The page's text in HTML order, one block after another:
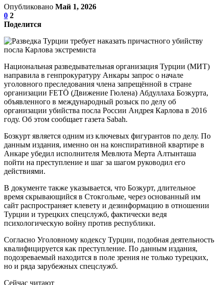
Опубликовано Май 1, 2026
0 2
Поделится
Национальная разведывательная организация Турции (МИТ)
направила в генпрокуратуру Анкары запрос о начале
уголовного преследования члена запрещённой в стране
организации FETÖ (Движение Гюлена) Абдуллаха Бозкурта,
объявленного в международный розыск по делу об
организации убийства посла России Андрея Карлова в 2016
году. Об этом сообщает газета Sabah.
Бозкурт является одним из ключевых фигурантов по делу. По
данным издания, именно он на конспиративной квартире в
Анкаре убедил исполнителя Мевлюта Мерта Алтынташа
пойти на преступление и шаг за шагом руководил его
действиями.
В документе также указывается, что Бозкурт, длительное
время скрывающийся в Стокгольме, через основанный им
сайт распространяет клевету и дезинформацию в отношении
Турции и турецких спецслужб, фактически ведя
психологическую войну против республики.
Согласно Уголовному кодексу Турции, подобная деятельность
квалифицируется как преступление. По данным издания,
подозреваемый находится в поле зрения не только турецких,
но и ряда зарубежных спецслужб.
Сейчас читают